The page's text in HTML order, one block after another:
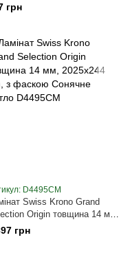
грн
D4495CM
Swiss Krono Grand
Origin товщина 14 мм,
мм, з фаскою
світло D4495CM
грн